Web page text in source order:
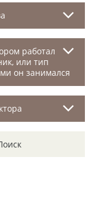
работал
или тип
он занимался